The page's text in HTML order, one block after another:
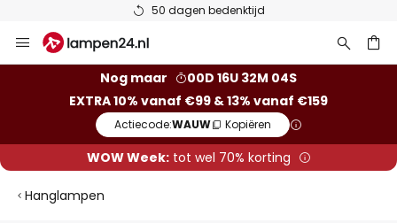
50 dagen bedenktijd
naar
Nog maar
00D 16U 32M 03S
EXTRA 10% vanaf €99 & 13% vanaf €159
Actiecode:WAUW Kopiëren
WOW Week:tot wel 70% korting
Hanglampen